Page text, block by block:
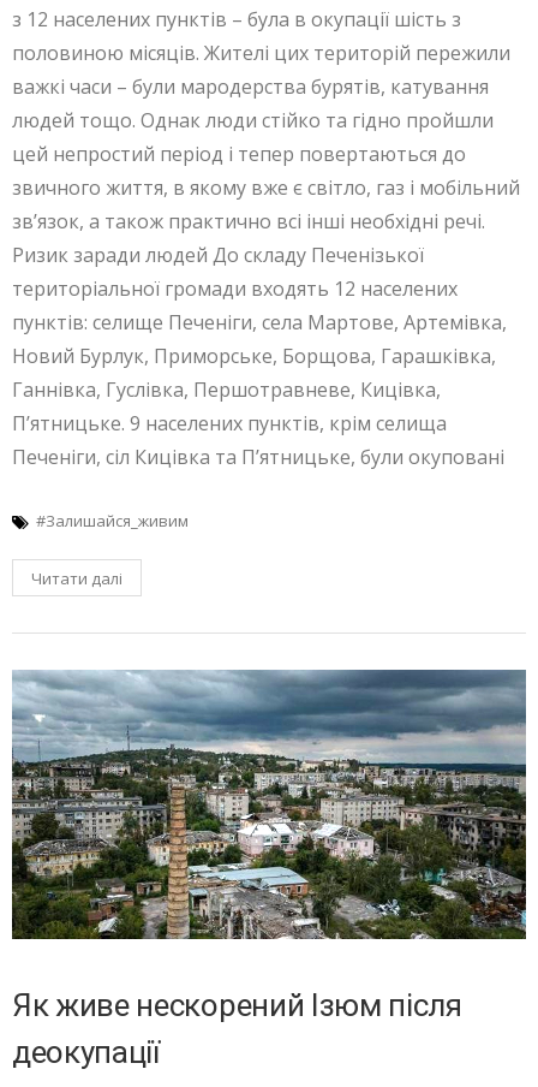
з 12 населених пунктів – була в окупації шість з
половиною місяців. Жителі цих територій пережили
важкі часи – були мародерства бурятів, катування
людей тощо. Однак люди стійко та гідно пройшли
цей непростий період і тепер повертаються до
звичного життя, в якому вже є світло, газ і мобільний
зв’язок, а також практично всі інші необхідні речі.
Ризик заради людей До складу Печенізької
територіальної громади входять 12 населених
пунктів: селище Печеніги, села Мартове, Артемівка,
Новий Бурлук, Приморське, Борщова, Гарашківка,
Ганнівка, Гуслівка, Першотравневе, Кицівка,
П’ятницьке. 9 населених пунктів, крім селища
Печеніги, сіл Кицівка та П’ятницьке, були окуповані
#Залишайся_живим
Читати далі
Як живе нескорений Ізюм після
деокупації